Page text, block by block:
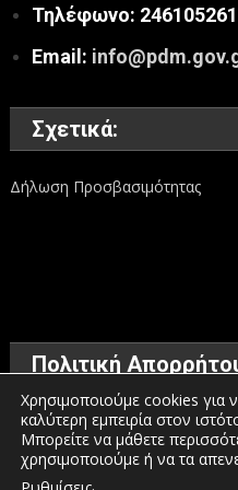
Τηλέφωνο:
Email:
Σχετικά:
Δήλωση Προσβασιμότητας
Πολιτική
Όροι χρήσης
Πολιτική προστασίας
Χρησιμοποιούμε cookies για
καλύτερη εμπειρία στον
Μπορείτε να μάθετε
χρησιμοποιούμε ή να τα
.